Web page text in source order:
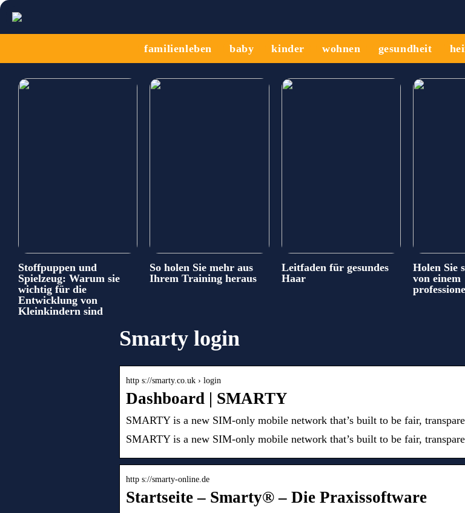
familienleben baby kinder wohnen gesundheit
Stoffpuppen und
Spielzeug: Warum sie
wichtig für die
Entwicklung von
Kleinkindern sind
So holen Sie mehr aus
Ihrem Training heraus
Leitfaden für gesundes
Haar
Holen Sie
von einem
Smarty login
http s://smarty.co.uk › login
Dashboard | SMARTY
SMARTY is a new SIM-only mobile network that’s built to be fair,
SMARTY is a new SIM-only mobile network that’s built to be fair,
http s://smarty-online.de
Startseite – Smarty® – Die Praxissoftware